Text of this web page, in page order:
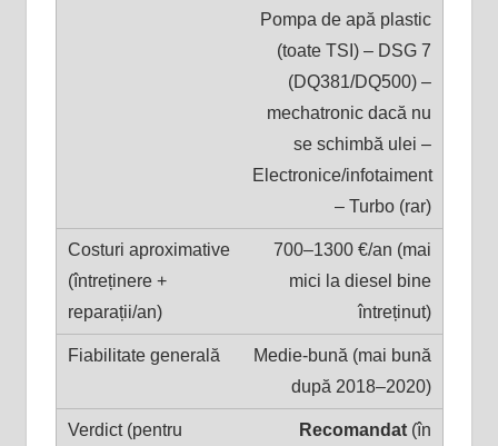
Pompa de apă plastic
(toate TSI) – DSG 7
(DQ381/DQ500) –
mechatronic dacă nu
se schimbă ulei –
Electronice/infotaiment
– Turbo (rar)
700–1300 €/an (mai
mici la diesel bine
întreținut)
Medie-bună (mai bună
după 2018–2020)
Recomandat(în